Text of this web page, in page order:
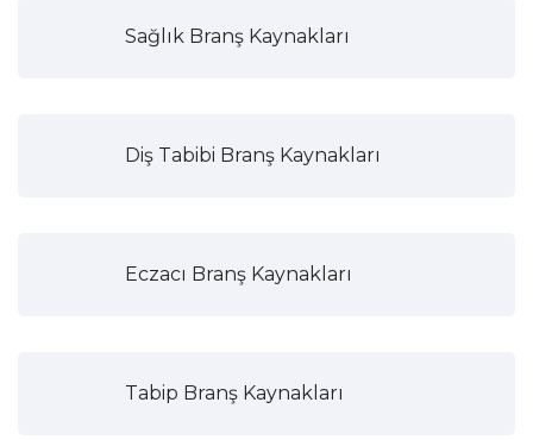
Sağlık Branş Kaynakları
Diş Tabibi Branş Kaynakları
Eczacı Branş Kaynakları
Tabip Branş Kaynakları